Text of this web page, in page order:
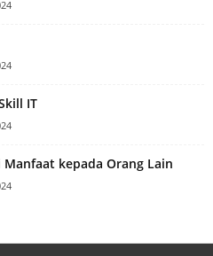
IT
kepada Orang Lain